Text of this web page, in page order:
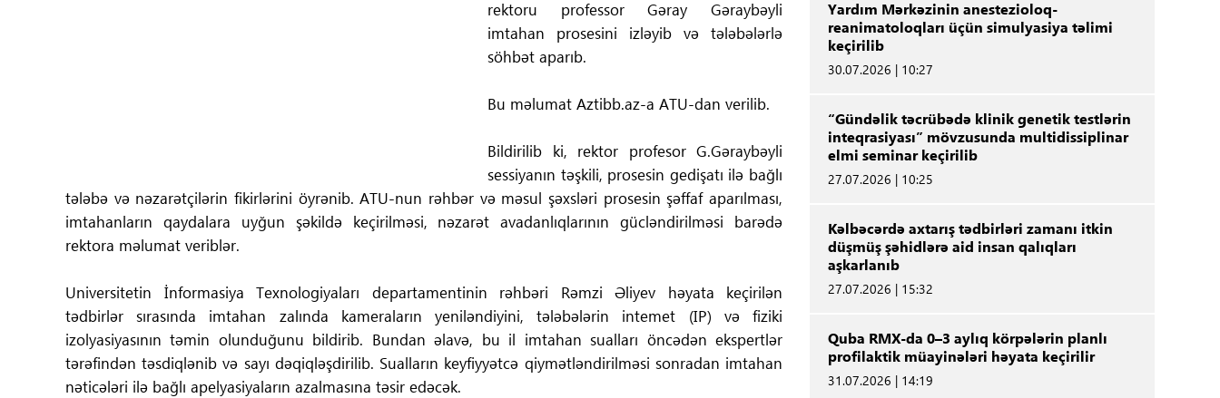
rektoru professor Gəray Gəraybəyli
imtahan prosesini izləyib və tələbələrlə
söhbət aparıb.
Bu məlumat Aztibb.az-a ATU-dan verilib.
Bildirilib ki, rektor profesor G.Gəraybəyli
sessiyanın təşkili, prosesin gedişatı ilə bağlı
tələbə və nəzarətçilərin fikirlərini öyrənib. ATU-nun rəhbər və məsul şəxsləri prosesin şəffaf aparılması,
imtahanların qaydalara uyğun şəkildə keçirilməsi, nəzarət avadanlıqlarının gücləndirilməsi barədə
rektora məlumat veriblər.
Universitetin İnformasiya Texnologiyaları departamentinin rəhbəri Rəmzi Əliyev həyata keçirilən
tədbirlər sırasında imtahan zalında kameraların yeniləndiyini, tələbələrin intemet (IP) və fiziki
izolyasiyasının təmin olunduğunu bildirib. Bundan əlavə, bu il imtahan sualları öncədən ekspertlər
tərəfindən təsdiqlənib və sayı dəqiqləşdirilib. Sualların keyfiyyətcə qiymətləndirilməsi sonradan imtahan
nəticələri ilə bağlı apelyasiyaların azalmasına təsir edəcək.
Yardım Mərkəzinin anestezioloq-
reanimatoloqları üçün simulyasiya təlimi
keçirilib
30.07.2026 | 10:27
“Gündəlik təcrübədə klinik genetik testlərin
inteqrasiyası” mövzusunda multidissiplinar
elmi seminar keçirilib
27.07.2026 | 10:25
Kəlbəcərdə axtarış tədbirləri zamanı itkin
düşmüş şəhidlərə aid insan qalıqları
aşkarlanıb
27.07.2026 | 15:32
Quba RMX-da 0–3 aylıq körpələrin planlı
profilaktik müayinələri həyata keçirilir
31.07.2026 | 14:19
Tibbi maarifləndirmə
COVID-19